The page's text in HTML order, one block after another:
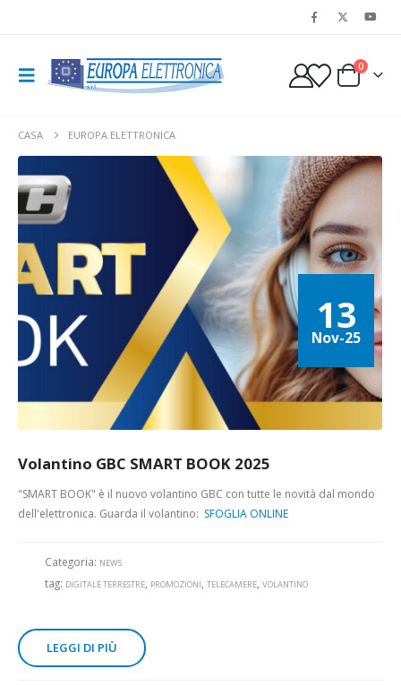
0
CASA EUROPA ELETTRONICA
13
Nov-25
Volantino GBC SMART BOOK 2025
"SMART BOOK" è il nuovo volantino GBC con tutte le novità dal mondo
dell'elettronica. Guarda il volantino: SFOGLIA ONLINE
Categoria: NEWS
tag: DIGITALE TERRESTRE PROMOZIONI TELECAMERE VOLANTINO
LEGGI DI PIÙ